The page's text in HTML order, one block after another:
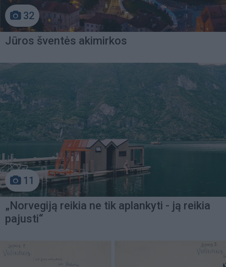
32
Jūros šventės akimirkos
11
„Norvegiją reikia ne tik aplankyti - ją reikia
pajusti“